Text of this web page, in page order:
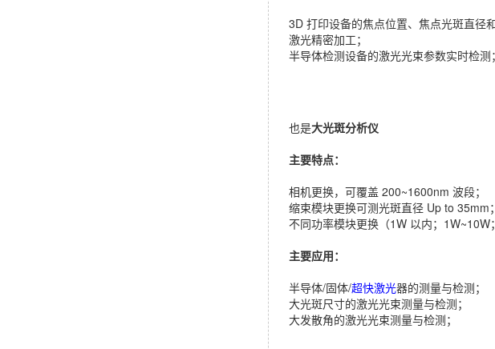
3D 打印设备的焦点位置、焦点光斑直径
激光精密加工；
半导体检测设备的激光光束参数实时检测；
也是大光斑分析仪
主要特点：
相机更换，可覆盖 200~1600nm 波段；
缩束模块更换可测光斑直径 Up to 35mm；
不同功率模块更换（1W 以内；1W~10W
主要应用：
半导体/固体/超快激光器的测量与检测；
大光斑尺寸的激光光束测量与检测；
大发散角的激光光束测量与检测；